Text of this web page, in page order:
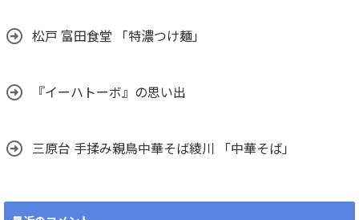
松戸 富田食堂 「特濃つけ麺」
『イーハトーボ』の思い出
三原台 手揉み親鳥中華そば綾川 「中華そば」